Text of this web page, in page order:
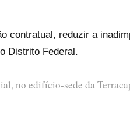
contratual, reduzir a
Distrito Federal.
no edifício-sede da